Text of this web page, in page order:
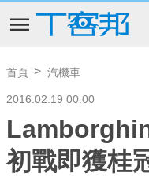
首頁 汽機車
2016.02.19 00:00
初戰即獲桂